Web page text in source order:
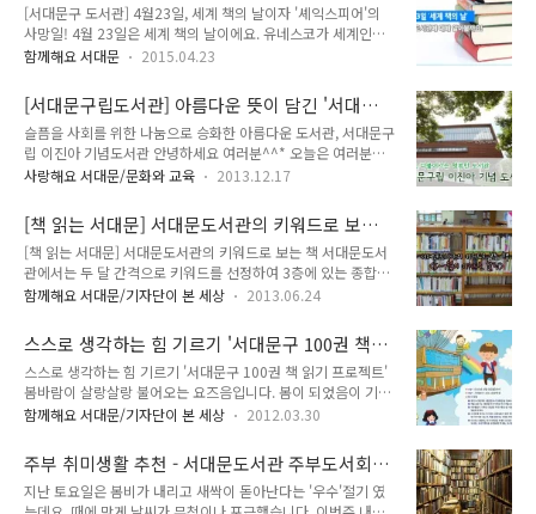
어린이 집 유아들이 찾아와 책도 보고 명예사서 선생과 함께 놀
이도 하는 날이에요. ▲도서관 데이 견학 온 동우 어린이 집 아이
들 도서관 바닥에 사방치기 놀이는 책을 읽으려 왔던 아이들에게
이들과 함께 하는 놀이 5월 2일에는 금화어린 집 영아반 아이들
이 선생님과 함께 산책하는 길에 도서..
익스피어'의 사망일!
[서대문구 도서관] 4월23일, 세계 책의 날이자 '셰익스피어'의
사망일! 4월 23일은 세계 책의 날이에요. 유네스코가 세계인의
독서 증진을 위해 정한 날로 정식 명칭은 '세계 책과 저작권의
에서는 4월 23일을 책을 사는 사람에게 꽃을 선물하는 '세인트
조지' 축일로 기린다고 하네요. 책을 사는 사람에게 꽃을 선물하
는 날, 참 멋진거 같아요! 의 저자 '세르반테스'와 세계적인 문호
'셰익스피어'의 사망일이기도 하고요. 여러가지로 의미가 있는 4
월 23일 이네요. 이렇게 의미있는 '세계 책의 날'을 맞아 지기와
스티벌" 등 서대문도 책과 많은 인연을 맺고 있답니다. 이진아기
념..
함께해요 서대문 2015.04.23
[서대문구립도서관] 아름다운 뜻이 담긴 '서대문
구립 이진아 기념도서관' 방문해보아요^^*
슬픔을 사회를 위한 나눔으로 승화한 아름다운 도서관, 서대문구
립 이진아 기념도서관 안녕하세요 여러분^^* 오늘은 여러분들
에게 서대문구의 도서관을 소개해드리려고 해요! 그 곳은 바로
립문공원 뒤편에 위치해 있답니다. 설립일은 2005년 9월 15일
인데요. 왜 도서관 이름이 이진아인지, 이진아는 어떤 분인지 궁
금하실텐데요. 함께 서대문구립 이진아 기념도서관의 숨겨진 이
야기와 도서관에 대해 함께 알아보시죠! 왜? 이진아기념도서관
인가요? 서대문구립이진아기념도서관은 딸을 잃은 한 가족이 평
이에요. 가족들이 너무나 사랑했던 딸의 이름이 이진아였답니다.
그녀는 1980년 9월 15일 생으로 2003..
사랑해요 서대문/문화와 교육 2013.12.17
[책 읽는 서대문] 서대문도서관의 키워드로 보는
책 <6~7월의 키워드는 힐링>
[책 읽는 서대문] 서대문도서관의 키워드로 보는 책 서대문도서
관에서는 두 달 간격으로 키워드를 선정하여 3층에 있는 종합자
료실에서 이라는 코너를 운영하고 있습니다. 오늘은 서대문도서
월 31일까지, 선정 키워드는 6월 1일부터 7월 31일까지 선정된
키워드는 바로 입니다. 요즘에 '힐링'이라는 말, 많이 들어보셨지
요? 방송가에서도 힐링을 주제로 한 프로그램들이 많이 생겨나
고, 서점가에서도 힐링이 열풍이라고 합니다. 이는 다시 생각해
보면 몸과 마음에 치유가 필요한 분들이 많다는 뜻이겠지요. 를
을 알 수 있습니다. 바쁜 현대 사회에서 사람들은 쉽게 지치기도
하고, 사람들 간의 관계..
함께해요 서대문/기자단이 본 세상 2013.06.24
스스로 생각하는 힘 기르기 '서대문구 100권 책
읽기 프로젝트'
스스로 생각하는 힘 기르기 '서대문구 100권 책 읽기 프로젝트'
봄바람이 살랑살랑 불어오는 요즈음입니다. 봄이 되었음이 기쁘
기도 하면서, 봄이 어느 계절보다 짧다는 것을 알기에 벌써부터
가요? 포근한 봄날에 야외활동을 하는 것도 좋지만 때로는 차분
히 책을 읽는 것도 좋다는 생각을 해 봅니다. 야외활동과 독서를
함께 하면 더 좋겠지요? ^^ 그 방법이 여기에 있습니다. 특히 초
함께해요 서대문/기자단이 본 세상 2012.03.30
주부 취미생활 추천 - 서대문도서관 주부도서회
'글사랑'
지난 토요일은 봄비가 내리고 새싹이 돋아난다는 '우수'절기 였